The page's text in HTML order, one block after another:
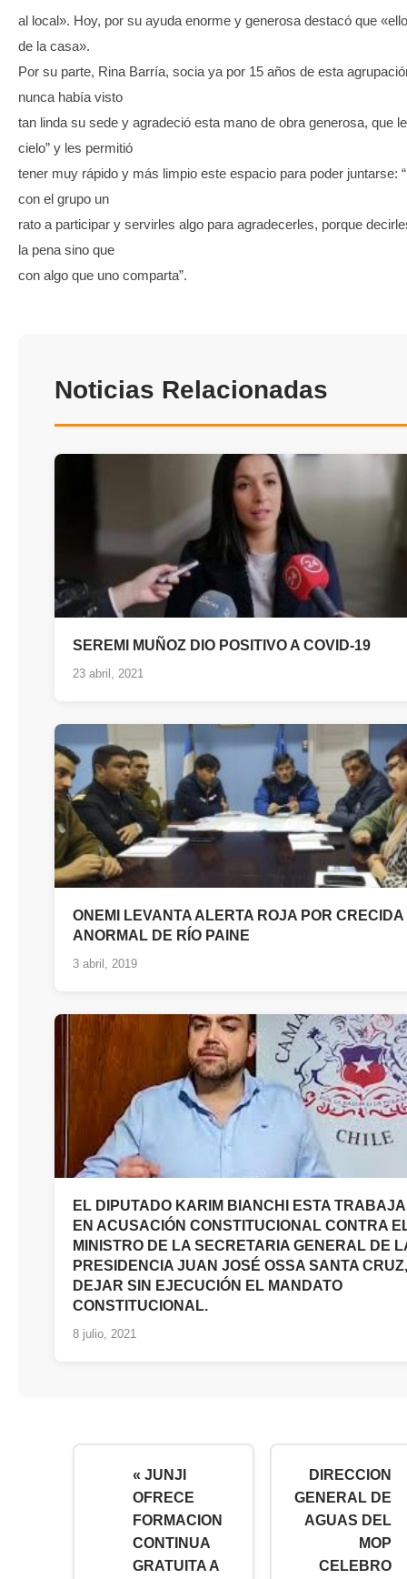
al local». Hoy, por su ayuda enorme y generosa destacó que
de la casa».
Por su parte, Rina Barría, socia ya por 15 años de esta
nunca había visto
tan linda su sede y agradeció esta mano de obra generosa, que
cielo” y les permitió
tener muy rápido y más limpio este espacio para poder juntarse:
con el grupo un
rato a participar y servirles algo para agradecerles, porque
la pena sino que
con algo que uno comparta”.
Noticias Relacionadas
SEREMI MUÑOZ DIO POSITIVO A COVID-19
23 abril, 2021
ONEMI LEVANTA ALERTA ROJA POR CRECIDA
ANORMAL DE RÍO PAINE
3 abril, 2019
EL DIPUTADO KARIM BIANCHI ESTA
EN ACUSACIÓN CONSTITUCIONAL CONTRA
MINISTRO DE LA SECRETARIA GENERAL DE
PRESIDENCIA JUAN JOSÉ OSSA SANTA
DEJAR SIN EJECUCIÓN EL MANDATO
CONSTITUCIONAL.
8 julio, 2021
« JUNJI
OFRECE
FORMACION
CONTINUA
GRATUITA A
DIRECCION
GENERAL DE
AGUAS DEL
MOP
CELEBRO